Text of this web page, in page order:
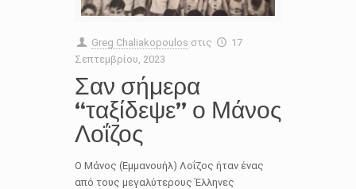
Greg Chaliakopoulos στις
17
Σεπτεμβρίου, 2023
Σαν σήμερα
“ταξίδεψε” ο Μάνος
Λοΐζος
Ο Μάνος (Εμμανουήλ) Λοΐζος ήταν ένας
από τους μεγαλύτερους Έλληνες